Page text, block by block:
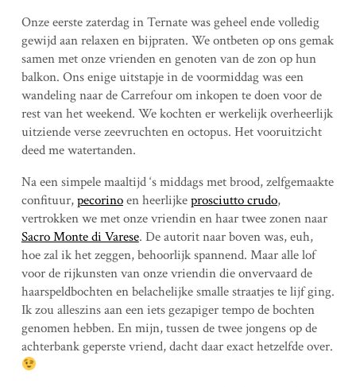
Onze eerste zaterdag in Ternate was geheel ende volledig
gewijd aan relaxen en bijpraten. We ontbeten op ons gemak
samen met onze vrienden en genoten van de zon op hun
balkon. Ons enige uitstapje in de voormiddag was een
wandeling naar de Carrefour om inkopen te doen voor de
rest van het weekend. We kochten er werkelijk overheerlijk
uitziende verse zeevruchten en octopus. Het vooruitzicht
deed me watertanden.
Na een simpele maaltijd ‘s middags met brood, zelfgemaakte
confituur,pecorinoen heerlijkeprosciutto crudo,
vertrokken we met onze vriendin en haar twee zonen naar
Sacro Monte di Varese. De autorit naar boven was, euh,
hoe zal ik het zeggen, behoorlijk spannend. Maar alle lof
voor de rijkunsten van onze vriendin die onvervaard de
haarspeldbochten en belachelijke smalle straatjes te lijf ging.
Ik zou alleszins aan een iets gezapiger tempo de bochten
genomen hebben. En mijn, tussen de twee jongens op de
achterbank geperste vriend, dacht daar exact hetzelfde over.